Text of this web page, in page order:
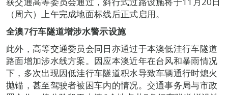
（周六）上午完成地面标线后正式启用。
全澳7行车隧道增涉水警示设施
此外，高等交通委员会同日亦通过于本澳低洼行车隧道
路面增加涉水线方案。因应本澳近年在台风和暴雨情况
下，多次出现因低洼行车隧道积水导致车辆通行时熄火
抛锚，甚至驾驶者被困车内的情况。交通事务局与市政